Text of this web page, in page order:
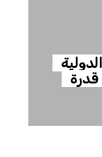
قدرة